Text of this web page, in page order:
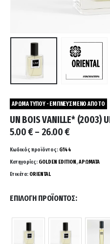
ΑΡΩΜΑ ΤΥΠΟΥ - ΕΜΠΝΕΥΣΜΕΝΟ ΑΠΟ ΤΟ
UN BOIS VANILLE* (2003)
5.00€– 26.00€Price
5.00 €
through
Κωδικός προϊόντος: G144
Κατηγορίες: GOLDEN EDITION ,ΑΡΩΜΑΤΑ
Ετικέτα: ORIENTAL
ΕΠΙΛΟΓΉ ΠΡΟΪΌΝΤΟΣ